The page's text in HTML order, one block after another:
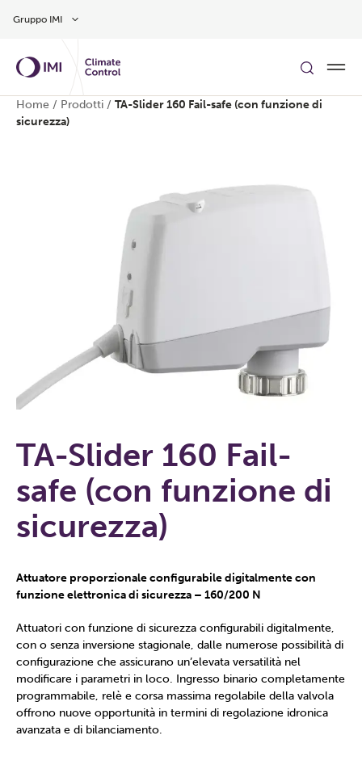
Gruppo IMI
Home / Prodotti / TA-Slider 160 Fail-safe (con funzione di
sicurezza)
TA-Slider 160 Fail-
safe (con funzione di
sicurezza)
Attuatore proporzionale configurabile digitalmente con
funzione elettronica di sicurezza – 160/200 N
Attuatori con funzione di sicurezza configurabili digitalmente,
con o senza inversione stagionale, dalle numerose possibilità di
configurazione che assicurano un’elevata versatilità nel
modificare i parametri in loco. Ingresso binario completamente
programmabile, relè e corsa massima regolabile della valvola
offrono nuove opportunità in termini di regolazione idronica
avanzata e di bilanciamento.